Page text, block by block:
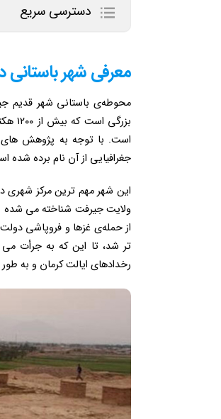
دسترسی سریع
معرفی شهر باستانی
محوطه‌ی باستانی شهر قدیم
است. با توجه به پژوهش های
جغرافیایی از آن نام برده شده
این شهر مهم ترین مرکز شهری
ولایت جیرفت شناخته می
از حمله‌ی غزها و فروپاشی
تر شد، تا این که به جرأت
رخدادهای ایالت کرمان و به